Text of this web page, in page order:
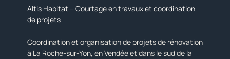
Altis Habitat – Courtage en travaux et coordination
de projets
Coordination et organisation de projets de rénovation
à La Roche-sur-Yon, en Vendée et dans le sud de la